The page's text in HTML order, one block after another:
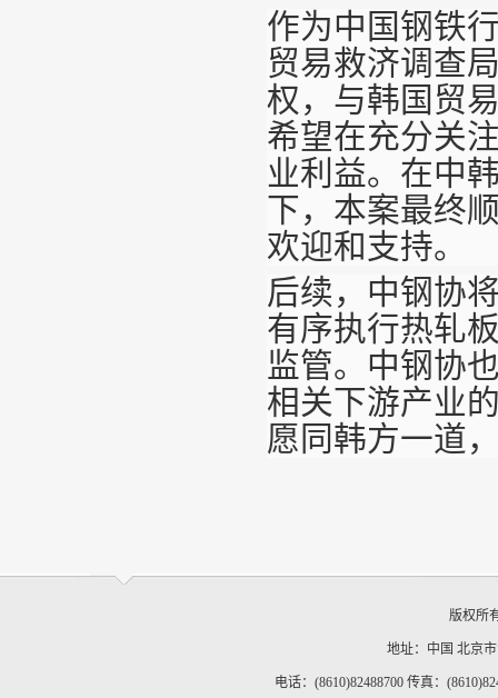
作为中国钢铁
贸易救济调查
权，与韩国贸
希望在充分关
业利益。在中
下，本案最终
欢迎和支持。
后续，中钢协
有序执行热轧
监管。中钢协
相关下游产业
愿同韩方一道
版权所
地址：中国 北京
电话：(8610)82488700 传真：